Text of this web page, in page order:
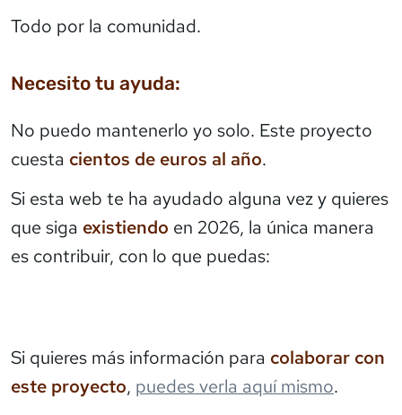
Todo por la comunidad.
Necesito tu ayuda:
No puedo mantenerlo yo solo. Este proyecto
cuesta cientos de euros al año.
Si esta web te ha ayudado alguna vez y quieres
que siga existiendo en 2026, la única manera
es contribuir, con lo que puedas:
Si quieres más información para colaborar con
este proyecto, puedes verla aquí mismo.